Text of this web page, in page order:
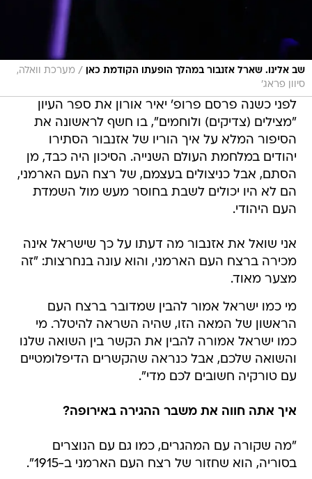
שב אלינו. שארל אזנבור במהלך הופעתו הקודמת כאן / מערכת וואלה,
סיוון פראג'
לפני כשנה פרסם פרופ' יאיר אורון את ספר העיון
"מצילים (צדיקים) ולוחמים", בו חשף לראשונה את
הסיפור המלא על איך הוריו של אזנבור הסתירו
יהודים במלחמת העולם השנייה. הסיכון היה כבד, מן
הסתם, אבל כניצולים בעצמם, של רצח העם הארמני,
הם לא היו יכולים לשבת בחוסר מעש מול השמדת
העם היהודי.
אני שואל את אזנבור מה דעתו על כך שישראל אינה
מכירה ברצח העם הארמני, והוא עונה בנחרצות: "זה
מצער מאוד.
מי כמו ישראל אמור להבין שמדובר ברצח העם
הראשון של המאה הזו, שהיה השראה להיטלר. מי
כמו ישראל אמורה להבין את הקשר בין השואה שלנו
והשואה שלכם, אבל כנראה שהקשרים הדיפלומטיים
עם טורקיה חשובים לכם מדי".
איך אתה חווה את משבר ההגירה באירופה?
"מה שקורה עם המהגרים, כמו גם עם הנוצרים
בסוריה, הוא שחזור של רצח העם הארמני ב-1915".